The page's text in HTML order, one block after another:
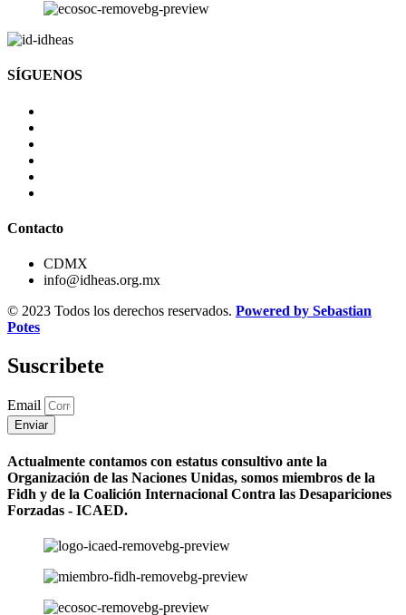
SÍGUENOS
Contacto
CDMX
info@idheas.org.mx
© 2023 Todos los derechos reservados. Powered by Sebastian
Potes
Suscribete
Email
Enviar
Actualmente contamos con estatus consultivo ante la
Organización de las Naciones Unidas, somos miembros de la
Fidh y de la Coalición Internacional Contra las Desapariciones
Forzadas - ICAED.